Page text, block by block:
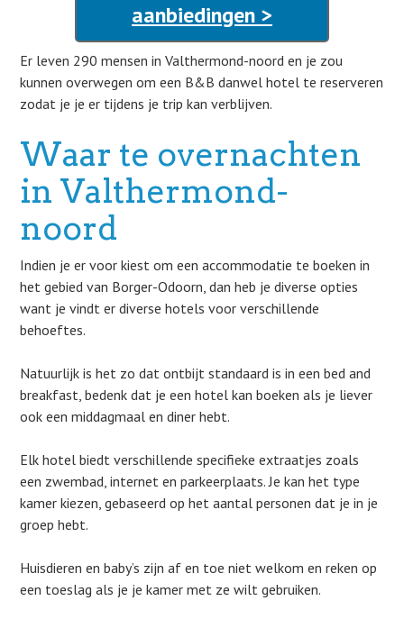
aanbiedingen >
Er leven 290 mensen in Valthermond-noord en je zou
kunnen overwegen om een B&B danwel hotel te reserveren
zodat je je er tijdens je trip kan verblijven.
Waar te overnachten
in Valthermond-
noord
Indien je er voor kiest om een accommodatie te boeken in
het gebied van Borger-Odoorn, dan heb je diverse opties
want je vindt er diverse hotels voor verschillende
behoeftes.
Natuurlijk is het zo dat ontbijt standaard is in een bed and
breakfast, bedenk dat je een hotel kan boeken als je liever
ook een middagmaal en diner hebt.
Elk hotel biedt verschillende specifieke extraatjes zoals
een zwembad, internet en parkeerplaats. Je kan het type
kamer kiezen, gebaseerd op het aantal personen dat je in je
groep hebt.
Huisdieren en baby’s zijn af en toe niet welkom en reken op
een toeslag als je je kamer met ze wilt gebruiken.